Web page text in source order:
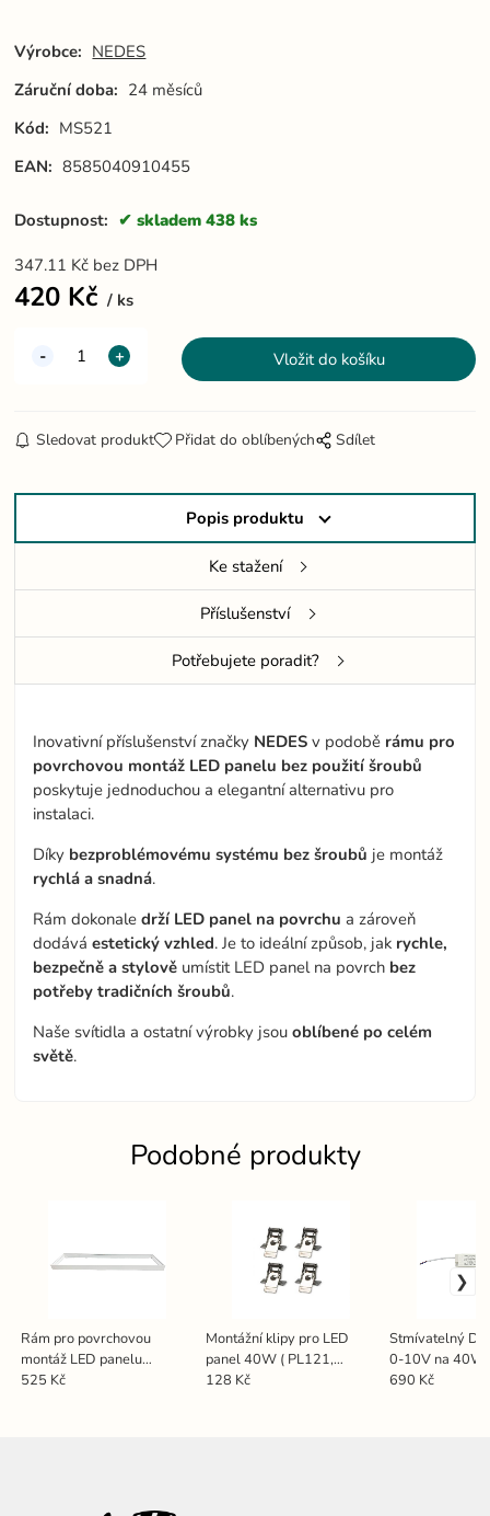
Výrobce: NEDES
Záruční doba: 24 měsíců
Kód: MS521
EAN: 8585040910455
Dostupnost: skladem 438 ks
347.11 Kč bez DPH
420 Kč ks
Sledovat produkt Přidat do oblíbených Sdílet
Popis produktu
Ke stažení
Příslušenství
Potřebujete poradit?
Inovativní příslušenství značky NEDES v podobě rámu pro
povrchovou montáž LED panelu bez použití šroubů
poskytuje jednoduchou a elegantní alternativu pro
instalaci.
Díky bezproblémovému systému bez šroubů je montáž
rychlá a snadná.
Rám dokonaledrží LED panel na povrchu a zároveň
dodáváestetický vzhled. Je to ideální způsob, jak rychle,
bezpečně a stylově umístit LED panel na povrch bez
potřeby tradičních šroubů.
Naše svítidla a ostatní výrobky jsouoblíbené po celém
světě.
Podobné produkty
Rám pro povrchovou
montáž LED panelu
295x1195mm ( PL7 series
525 Kč
Montážní klipy pro LED
panel 40W ( PL121,
PL121H, PL121H/U ) -
128 Kč
Stmívatelný
0-10V na 40W
- D01040W
690 Kč